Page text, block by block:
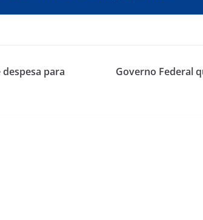
para
Governo Federal